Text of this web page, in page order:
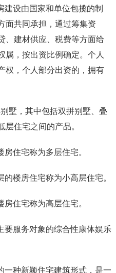
设由国家和单位包揽的制
面共同承担，通过筹集资
、建材供应、税费等方面给
属，按出资比例确定。个人
权，个人部分出资的，拥有
墅，其中包括双拼别墅、叠
住宅之间的产品。
住宅称为多层住宅。
楼房住宅称为小高层住宅。
住宅称为高层住宅。
要服务对象的综合性康体娱乐
一种新颖住宅建筑形式，是一